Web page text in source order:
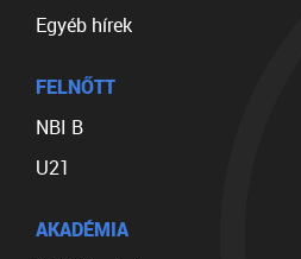
Egyéb hírek
FELNŐTT
NBI B
U21
AKADÉMIA